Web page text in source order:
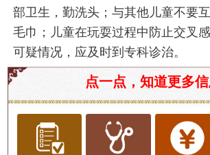
部卫生，勤洗头；与其他儿童不要
毛巾；儿童在玩耍过程中防止交叉
可疑情况，应及时到专科诊治。
点一点，知道更多